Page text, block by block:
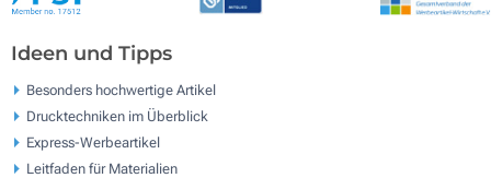
Ideen und Tipps
Besonders hochwertige Artikel
Drucktechniken im Überblick
Express-Werbeartikel
Leitfaden für Materialien